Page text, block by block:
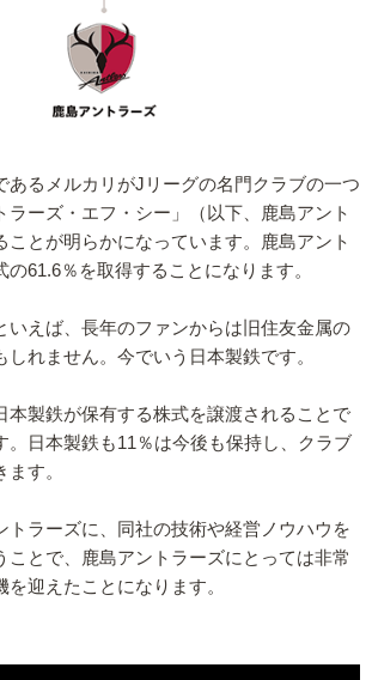
あるメルカリがJリーグの名門クラブの一つ
ラーズ・エフ・シー」（以下、鹿島アント
ことが明らかになっています。鹿島アント
61.6％を取得することになります。
いえば、長年のファンからは旧住友金属の
れません。今でいう日本製鉄です。
本製鉄が保有する株式を譲渡されることで
。日本製鉄も11％は今後も保持し、クラブ
す。
トラーズに、同社の技術や経営ノウハウを
ことで、鹿島アントラーズにとっては非常
迎えたことになります。